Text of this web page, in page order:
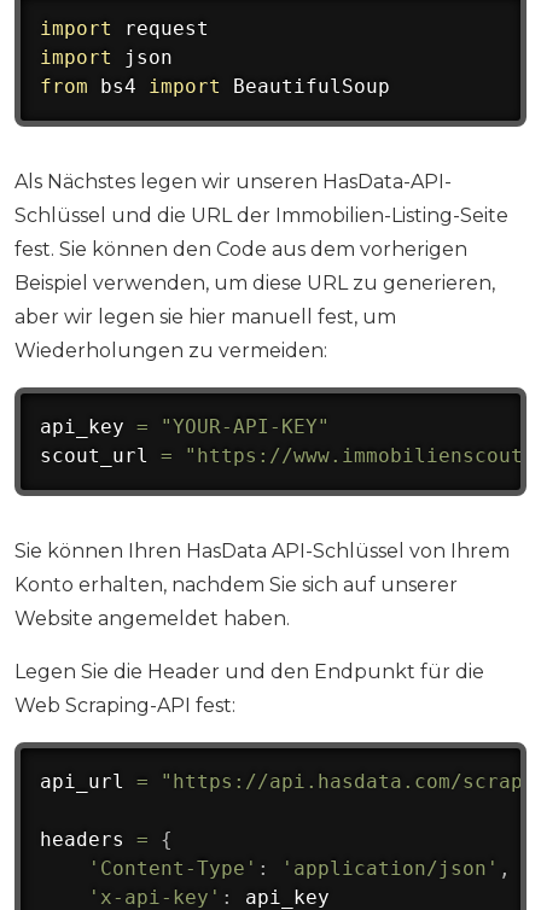
import
import
from bs4 import BeautifulSoup
Als Nächstes legen wir unseren HasData-API-
Schlüssel und die URL der Immobilien-Listing-Seite
fest. Sie können den Code aus dem vorherigen
Beispiel verwenden, um diese URL zu generieren,
aber wir legen sie hier manuell fest, um
Wiederholungen zu vermeiden:
api_key =
"YOUR-API-KEY"
scout_url = "https://
Sie können Ihren HasData API-Schlüssel von Ihrem
Konto erhalten, nachdem Sie sich auf unserer
Website angemeldet haben.
Legen Sie die Header und den Endpunkt für die
Web Scraping-API fest:
api_url = "https://api.hasdata.com/
headers =
{
'Content-Type' : 'application/json' ,
'x-api-key' :